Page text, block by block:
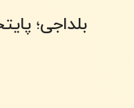
بلداجی؛